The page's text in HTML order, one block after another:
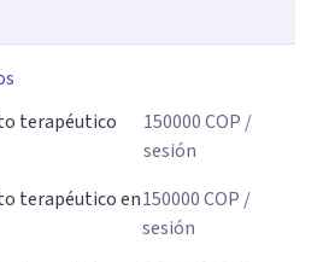
terapéutico
150000COP /
sesión
terapéutico en150000COP /
sesión